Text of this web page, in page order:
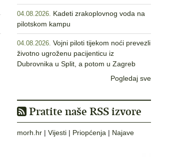
04.08.2026. Kadeti zrakoplovnog voda na
pilotskom kampu
04.08.2026. Vojni piloti tijekom noći prevezli
životno ugroženu pacijenticu iz
Dubrovnika u Split, a potom u Zagreb
Pogledaj sve
Pratite naše RSS izvore
morh.hr | Vijesti | Priopćenja | Najave